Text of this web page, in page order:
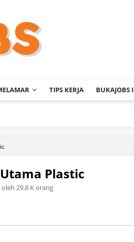
TIPS KERJA BUKAJOBS
Plastic
29.8 K orang